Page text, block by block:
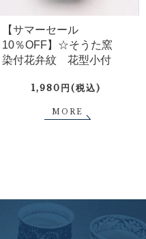
【サマーセール
10％OFF】☆そうた窯
染付花弁紋 花型小付
1,980円(税込)
MORE